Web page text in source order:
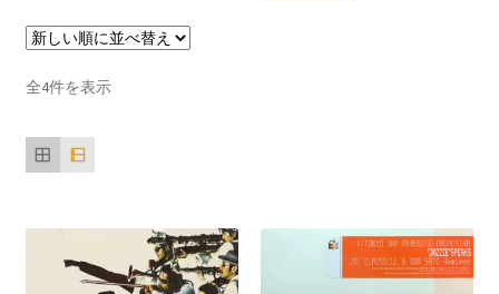
全4件を表示新